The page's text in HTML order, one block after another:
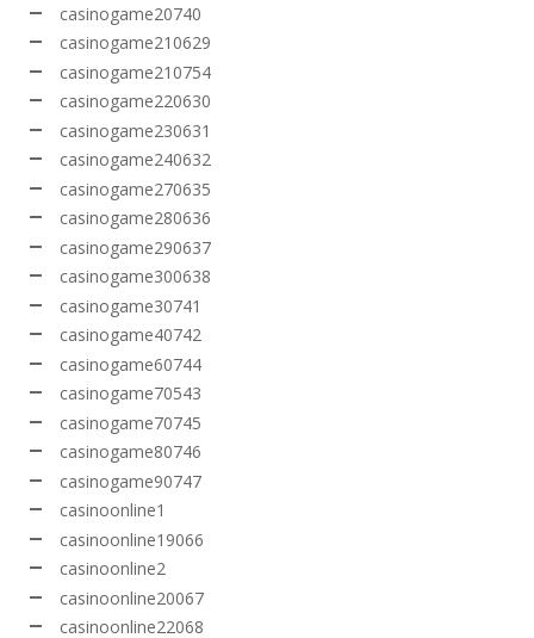
casinogame20740
casinogame210629
casinogame210754
casinogame220630
casinogame230631
casinogame240632
casinogame270635
casinogame280636
casinogame290637
casinogame300638
casinogame30741
casinogame40742
casinogame60744
casinogame70543
casinogame70745
casinogame80746
casinogame90747
casinoonline1
casinoonline19066
casinoonline2
casinoonline20067
casinoonline22068